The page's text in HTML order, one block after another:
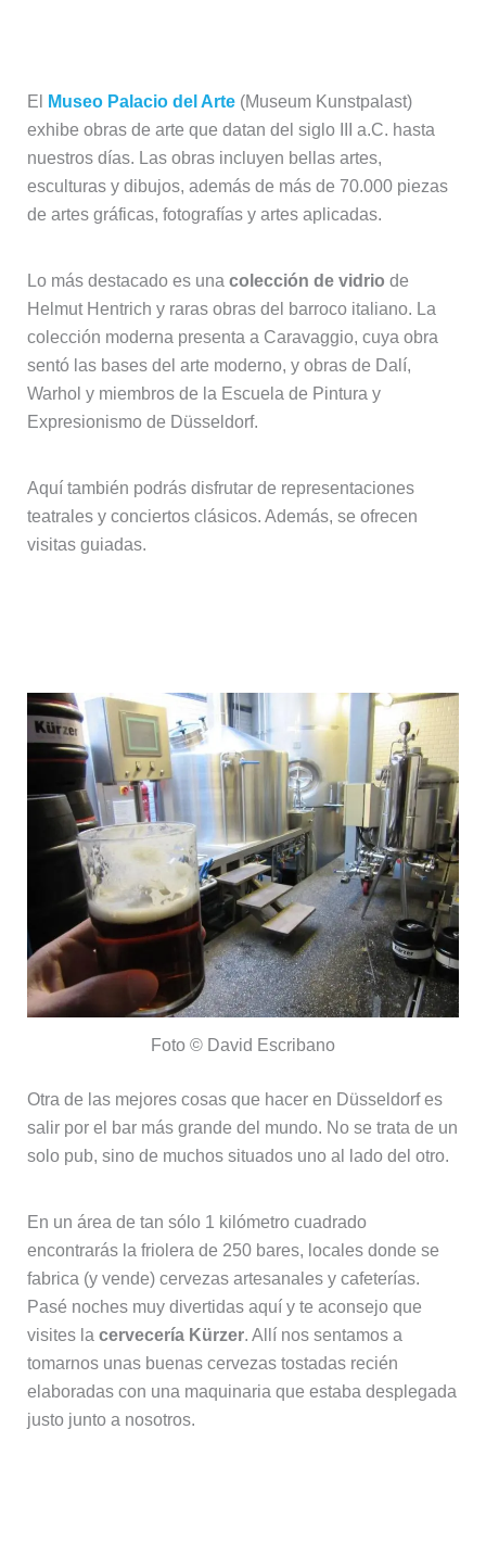
El Museo Palacio del Arte(Museum Kunstpalast)
exhibe obras de arte que datan del siglo III a.C. hasta
nuestros días. Las obras incluyen bellas artes,
esculturas y dibujos, además de más de 70.000 piezas
de artes gráficas, fotografías y artes aplicadas.
Lo más destacado es una colección de vidrio de
Helmut Hentrich y raras obras del barroco italiano. La
colección moderna presenta a Caravaggio, cuya obra
sentó las bases del arte moderno, y obras de Dalí,
Warhol y miembros de la Escuela de Pintura y
Expresionismo de Düsseldorf.
Aquí también podrás disfrutar de representaciones
teatrales y conciertos clásicos. Además, se ofrecen
visitas guiadas.
Foto © David Escribano
Otra de las mejores cosas que hacer en Düsseldorf es
salir por el bar más grande del mundo. No se trata de un
solo pub, sino de muchos situados uno al lado del otro.
En un área de tan sólo 1 kilómetro cuadrado
encontrarás la friolera de 250 bares, locales donde se
fabrica (y vende) cervezas artesanales y cafeterías.
Pasé noches muy divertidas aquí y te aconsejo que
visites la cervecería Kürzer. Allí nos sentamos a
tomarnos unas buenas cervezas tostadas recién
elaboradas con una maquinaria que estaba desplegada
justo junto a nosotros.